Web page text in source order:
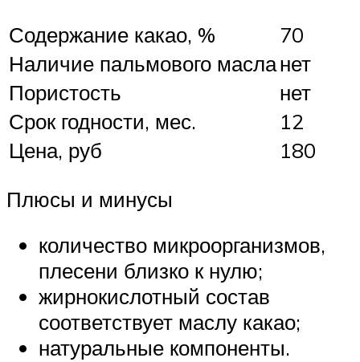
Содержание какао, %
70
Наличие пальмового масланет
Пористость
нет
Срок годности, мес.
12
Цена, руб
180
Плюсы и минусы
количество микроорганизмов,
плесени близко к нулю;
жирнокислотный состав
соответствует маслу какао;
натуральные компоненты.